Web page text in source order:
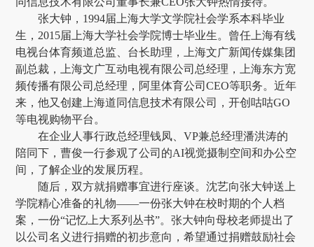
张大钟，1994届上海大学文学院社会学系本科毕业
生，2015届上海大学社会学院博士毕业生。曾任上海有线
电视台体育频道总监、台长助理，上海文广新闻传媒集团
副总裁，上海文广互动电视有限公司总经理，上海东方宽
频传播有限公司总经理，阿里体育公司CEO等职务。近年
来，他又创建上海道同信息技术有限公司，开创咕咕GO
等电视购物平台。
在企业人事行政总经理钱凤、VP兼总经理潘洪涛的
陪同下，曹俊一行参观了公司的AI视觉摄制空间和办公空
间，了解企业的发展历程。
随后，双方就捐赠事宜进行座谈。沈艺向张大钟送上
学院精心准备的礼物——一份张大钟在校时期的个人档
案，一份“记忆上大系列丛书”。张大钟向母校老师提出了
以公司名义进行捐赠的初步意向，希望通过捐赠鼓励社会